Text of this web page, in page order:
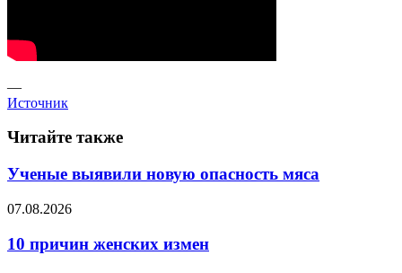
—
Источник
Читайте также
Ученые выявили новую опасность мяса
07.08.2026
10 причин женских измен